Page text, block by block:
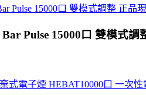
Pulse 15000口 雙模式調